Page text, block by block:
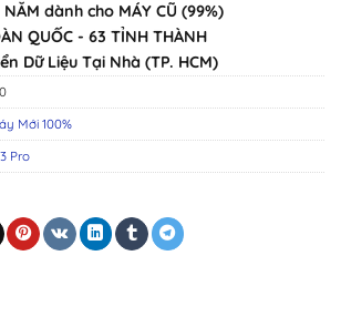
dành cho MÁY CŨ (99%)
QUỐC - 63 TỈNH THÀNH
Dữ Liệu Tại Nhà (TP. HCM)
Mới 100%
Pro